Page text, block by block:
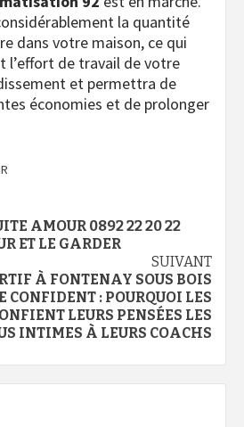
la quantité
dans votre maison, ce qui
l’effort de travail de votre
et permettra de
économies et de prolonger
AMOUR 0892 22 20 22
ET LE GARDER
SUIVANT
À FONTENAY SOUS BOIS
CONFIDENT : POURQUOI LES
LEURS PENSÉES LES
INTIMES À LEURS COACHS